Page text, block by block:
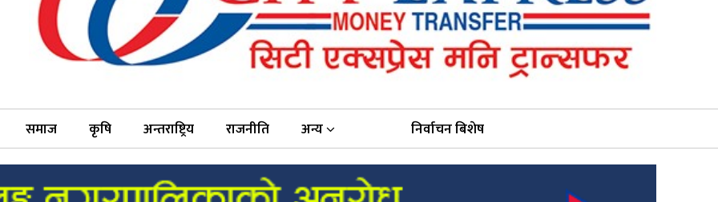
समाज कृषि अन्तराष्ट्रिय राजनीति अन्य निर्वाचन बिशेष